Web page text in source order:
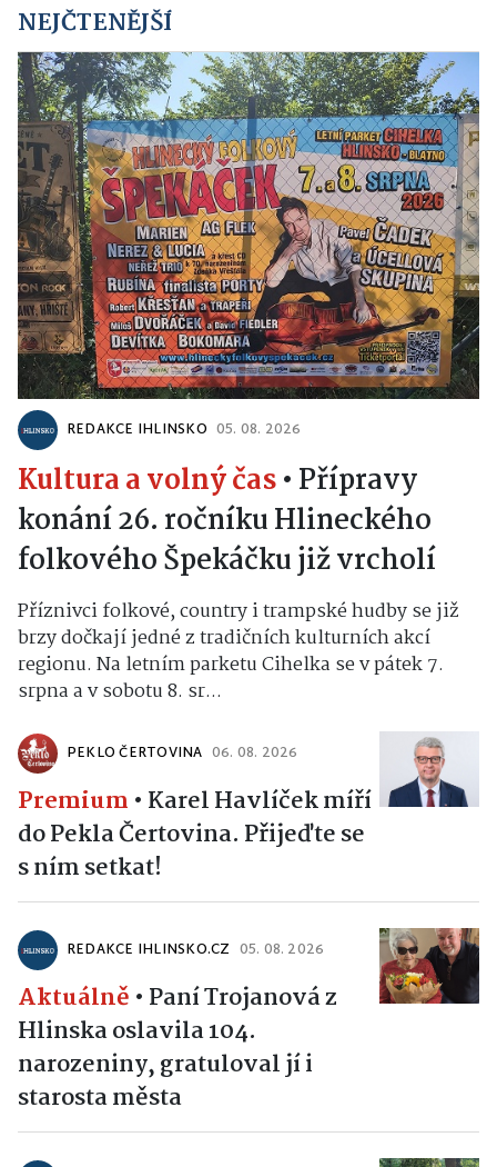
NEJČTENĚJŠÍ
REDAKCE IHLINSKO 05. 08. 2026
Kultura a volný čas• Přípravy
konání 26. ročníku Hlineckého
folkového Špekáčku již vrcholí
Příznivci folkové, country i trampské hudby se již
brzy dočkají jedné z tradičních kulturních akcí
regionu. Na letním parketu Cihelka se v pátek 7.
srpna a v sobotu 8. sr...
PEKLO ČERTOVINA 06. 08. 2026
Premium • Karel Havlíček míří
do Pekla Čertovina. Přijeďte se
s ním setkat!
REDAKCE IHLINSKO.CZ 05. 08. 2026
Aktuálně • Paní Trojanová z
Hlinska oslavila 104.
narozeniny, gratuloval jí i
starosta města